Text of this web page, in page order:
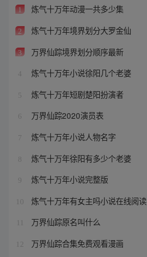
1 炼气十万年动漫一共多少集
2 炼气十万年境界划分大罗金仙
3 万界仙踪境界划分顺序最新
4 炼气十万年小说徐阳几个老婆
5 炼气十万年短剧楚阳扮演者
6 万界仙踪2020演员表
7 炼气十万年小说人物名字
8 炼气十万年徐阳有多少个老婆
9 炼气十万年小说完整版
10 炼气十万年有女主吗小说在线阅读
万界仙踪原名叫什么
12 万界仙踪合集免费观看漫画